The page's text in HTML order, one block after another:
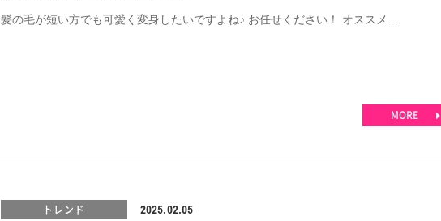
髪の毛が短い方でも可愛く変身したいですよね♪ お任せください！ オススメ…
MORE
トレンド 2025.02.05